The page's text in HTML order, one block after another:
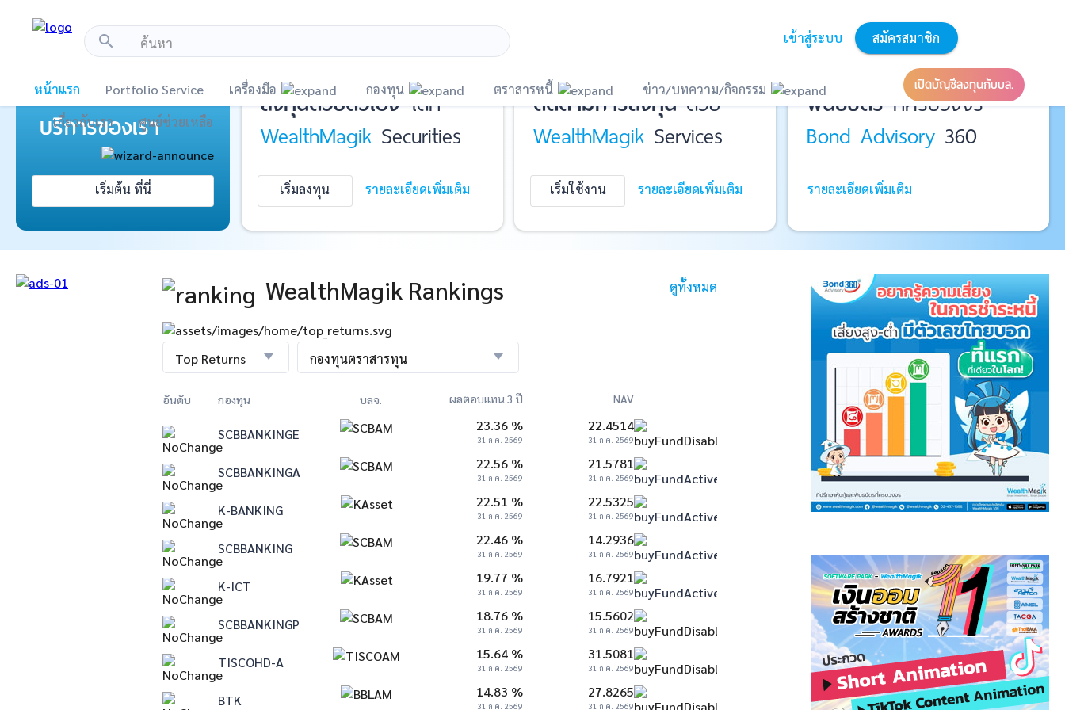
search เข้าสู่ระบบ สมัครสมาชิก
หน้าแรก Portfolio Service เครื่องมือ กองทุน ตราสารหนี้
ข่าว/บทความ/กิจกรรม
เกี่ยวกับเรา
ศูนย์ช่วยเหลือ
เปิดบัญชีลงทุนกับบล.
แนะนำ
มารู้จัก
บริการของเรา
เริ่มต้น ที่นี่
เปิดบัญชี และ
ลงทุนด้วยตัวเองได้ที่
WealthMagikSecurities
เริ่มลงทุน รายละเอียดเพิ่มเติม
บันทึกพอร์ต และ
ติดตามการลงทุนด้วย
WealthMagik Services
เริ่มใช้งาน รายละเอียดเพิ่มเติม
ที่ปรึกษาหุ้นกู้และ
พันธบัตร ที่ครบวงจร
Bond Advisory360
รายละเอียดเพิ่มเติม
WealthMagik Rankings ดูทั้งหมด
Top Returns กองทุนตราสารทุน
อันดับ กองทุน บลจ. ผลตอบแทน 3 ปี NAV
1
SCBBANKINGE
23.36 %
31 ก.ค. 2569
22.4514
31 ก.ค. 2569
2
SCBBANKINGA
22.56 %
31 ก.ค. 2569
21.5781
31 ก.ค. 2569
3
K-BANKING
22.51 %
31 ก.ค. 2569
22.5325
31 ก.ค. 2569
4
SCBBANKING
22.46 %
31 ก.ค. 2569
14.2936
31 ก.ค. 2569
5
K-ICT
19.77 %
31 ก.ค. 2569
16.7921
31 ก.ค. 2569
6
SCBBANKINGP
18.76 %
31 ก.ค. 2569
15.5602
31 ก.ค. 2569
7
TISCOHD-A
15.64 %
31 ก.ค. 2569
31.5081
31 ก.ค. 2569
BTK
14.83 %
31 ก.ค. 2569
27.8265
31 ก.ค. 2569